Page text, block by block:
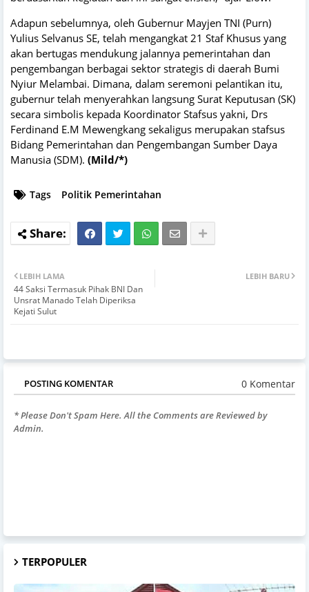
Adapun sebelumnya, oleh Gubernur Mayjen TNI (Purn)
Yulius Selvanus SE, telah mengangkat 21 Staf Khusus yang
akan bertugas mendukung jalannya pemerintahan dan
pengembangan berbagai sektor strategis di daerah Bumi
Nyiur Melambai. Dimana, dalam seremoni pelantikan itu,
gubernur telah menyerahkan langsung Surat Keputusan (SK)
secara simbolis kepada Koordinator Stafsus yakni, Drs
Ferdinand E.M Mewengkang sekaligus merupakan stafsus
Bidang Pemerintahan dan Pengembangan Sumber Daya
Manusia (SDM). (Mild/*)
Tags Politik Pemerintahan
LEBIH BARU
LEBIH LAMA
44 Saksi Termasuk Pihak BNI Dan
Unsrat Manado Telah Diperiksa
Kejati Sulut
POSTING KOMENTAR 0 Komentar
* Please Don't Spam Here. All the Comments are Reviewed by
Admin.
TERPOPULER